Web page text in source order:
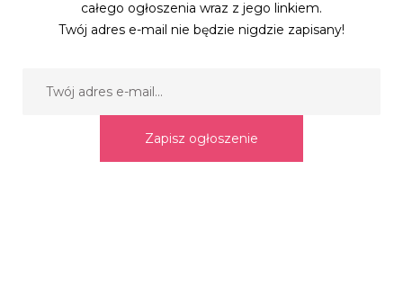
całego ogłoszenia wraz z jego linkiem.
Twój adres e-mail nie będzie nigdzie zapisany!
Zapisz ogłoszenie